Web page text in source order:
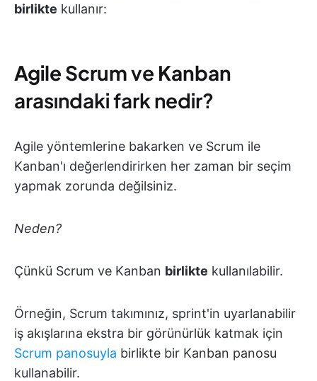
birlikte kullanır:
Agile Scrumve Kanban
arasındaki fark nedir?
Agile yöntemlerine bakarken ve Scrum ile
Kanban'ı değerlendirirken her zaman bir seçim
yapmak zorunda değilsiniz.
Neden?
Çünkü Scrum ve Kanban birlikte kullanılabilir.
Örneğin, Scrum takımınız, sprint'in uyarlanabilir
iş akışlarına ekstra bir görünürlük katmak için
Scrum panosuyla birlikte bir Kanban panosu
kullanabilir.